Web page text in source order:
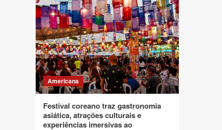
Americana
Festival coreano traz gastronomia
asiática, atrações culturais e
experiências imersivas ao